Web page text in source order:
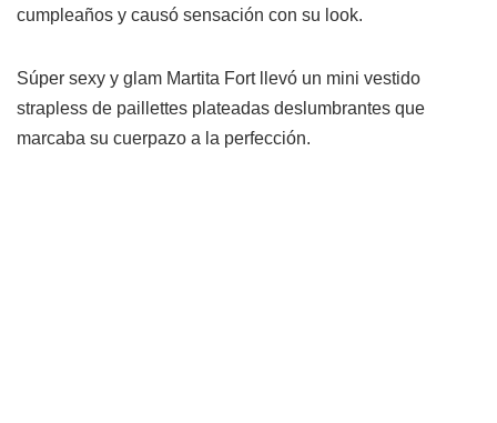
cumpleaños y causó sensación con su look.
Súper sexy y glam Martita Fort llevó un mini vestido
strapless de paillettes plateadas deslumbrantes que
marcaba su cuerpazo a la perfección.